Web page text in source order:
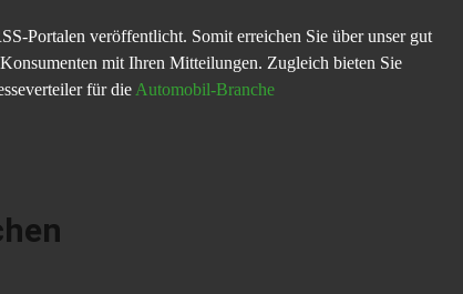
Portalen veröffentlicht. Somit erreichen Sie über unser gut
mit Ihren Mitteilungen. Zugleich bieten Sie
für die Automobil-Branche